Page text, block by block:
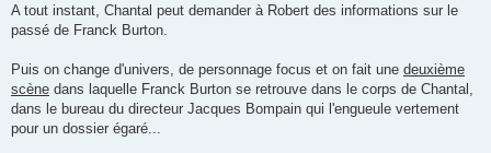
A tout instant, Chantal peut demander à Robert des informations sur le
passé de Franck Burton.
Puis on change d'univers, de personnage focus et on fait une deuxième
scène dans laquelle Franck Burton se retrouve dans le corps de Chantal,
dans le bureau du directeur Jacques Bompain qui l'engueule vertement
pour un dossier égaré...